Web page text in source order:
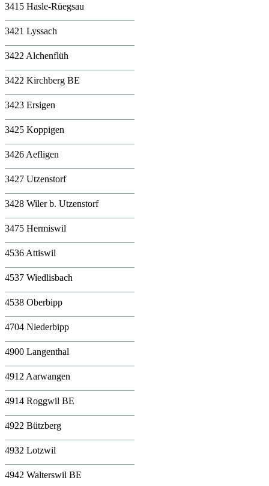
3415 Hasle-Rüegsau
3421 Lyssach
3422 Alchenflüh
3422 Kirchberg BE
3423 Ersigen
3425 Koppigen
3426 Aefligen
3427 Utzenstorf
3428 Wiler b. Utzenstorf
3475 Hermiswil
4536 Attiswil
4537 Wiedlisbach
4538 Oberbipp
4704 Niederbipp
4900 Langenthal
4912 Aarwangen
4914 Roggwil BE
4922 Bützberg
4932 Lotzwil
4942 Walterswil BE